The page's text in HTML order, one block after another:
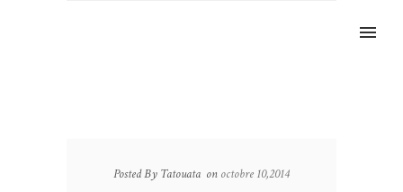
Posted By Tatouata on octobre 10,2014